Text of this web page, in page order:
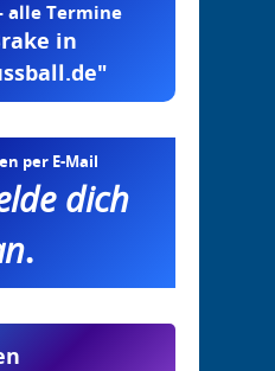
alle Termine
in
per E-Mail
dich
.